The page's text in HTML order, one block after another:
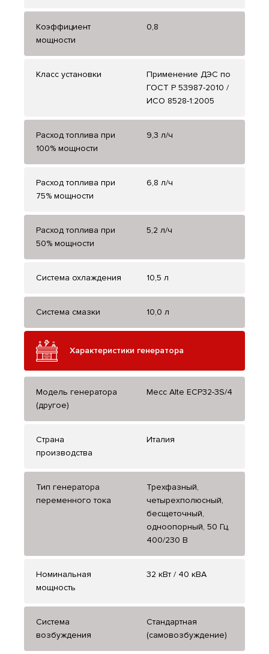
Коэффициент
мощности
0,8
Класс установки
Применение ДЭС по
ГОСТ Р 53987-2010 /
ИСО 8528-1:2005
Расход топлива при
100% мощности
9,3 л/ч
Расход топлива при
75% мощности
6,8 л/ч
Расход топлива при
50% мощности
5,2 л/ч
Система охлаждения 10,5 л
Система смазки 10,0 л
Характеристики генератора
Модель генератора
(другое)
Mecc Alte ECP32-3S/4
Страна
производства
Италия
Тип генератора
переменного тока
Трехфазный,
четырехполюсный,
бесщеточный,
одноопорный, 50 Гц,
400/230 В
Номинальная
мощность
32 кВт / 40 кВА
Система
возбуждения
Стандартная
(самовозбуждение)